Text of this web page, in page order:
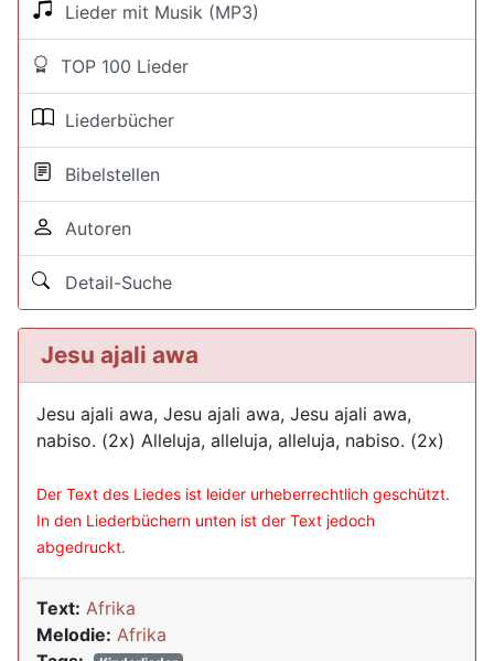
Lieder mit Musik (MP3)
TOP 100 Lieder
Liederbücher
Bibelstellen
Autoren
Detail-Suche
Jesu ajali awa
Jesu ajali awa, Jesu ajali awa, Jesu ajali awa,
nabiso. (2x) Alleluja, alleluja, alleluja, nabiso. (2x)
Der Text des Liedes ist leider urheberrechtlich geschützt.
In den Liederbüchern unten ist der Text jedoch
abgedruckt.
Text: Afrika
Melodie: Afrika